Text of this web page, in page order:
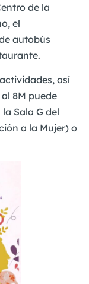
de la
el
autobús
así
8M puede
Sala G del
a la Mujer) o